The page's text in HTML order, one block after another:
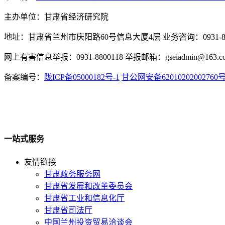
主办单位：甘肃省经济研究院
地址：甘肃省兰州市庆阳路60号信息大厦4层 业务咨询：0931-
网上有害信息举报：0931-8800118 举报邮箱：
备案编号： 陇ICP备05000182号-1 甘公网安备62010202002760号
一站式服务
友情链接
甘肃政务服务网
甘肃省发展和改革委员会
甘肃省工业和信息化厅
甘肃省司法厅
中国兰州投资贸易洽谈会